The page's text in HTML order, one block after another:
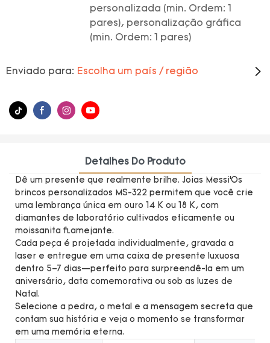
personalizada (min. Ordem: 1
pares), personalização gráfica
(min. Ordem: 1 pares)
Enviado para: Escolha um país / região
Detalhes Do Produto
Dê um presente que realmente brilhe. Joias Messi’Os
brincos personalizados MS-322 permitem que você crie
uma lembrança única em ouro 14 K ou 18 K, com
diamantes de laboratório cultivados eticamente ou
moissanita flamejante.
Cada peça é projetada individualmente, gravada a
laser e entregue em uma caixa de presente luxuosa
dentro 5–7 dias—perfeito para surpreendê-la em um
aniversário, data comemorativa ou sob as luzes de
Natal.
Selecione a pedra, o metal e a mensagem secreta que
contam sua história e veja o momento se transformar
em uma memória eterna.